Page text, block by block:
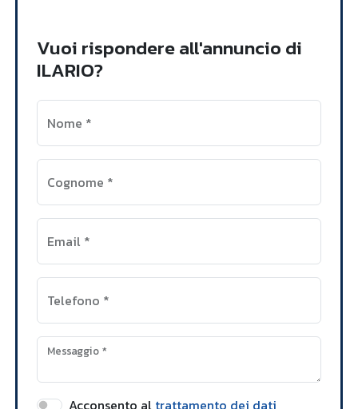
Vuoi rispondere all'annuncio di
ILARIO?
Nome *
Cognome *
Email *
Telefono *
Messaggio*